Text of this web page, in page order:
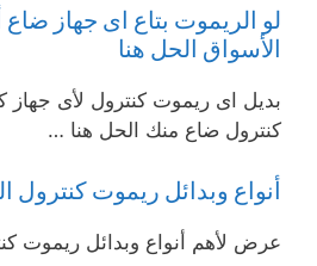
لو الريموت بتاع اى جهاز
الأسواق الحل هنا
بديل اى ريموت كنترول لأى جهاز
كنترول ضاع منك الحل هنا …
أنواع وبدائل ريموت كنترول
عرض لأهم أنواع وبدائل ريموت